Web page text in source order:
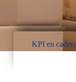
KPI en